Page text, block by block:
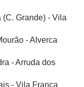
(C. Grande) - Vila
- Alverca
- Arruda dos
- Vila Franca